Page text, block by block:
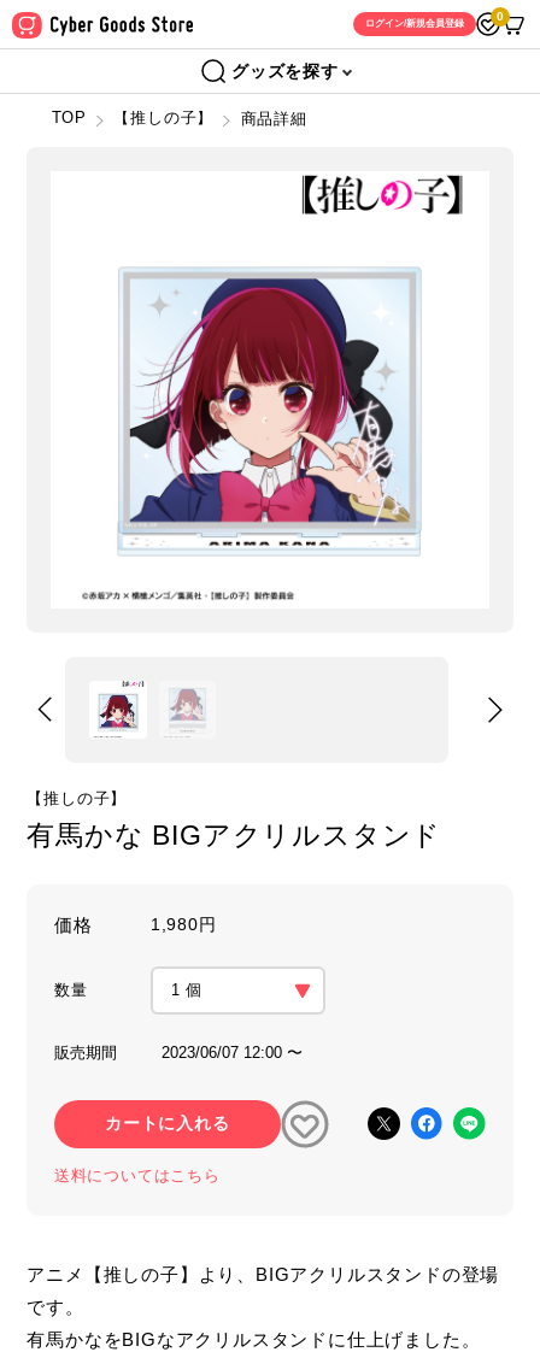
ログイン/新規会員登録
0
グッズを探す
TOP 【推しの子】 商品詳細
【推しの子】
有馬かな BIGアクリルスタンド
価格 1,980円
数量
販売期間 2023/06/07 12:00 〜
カートに入れる
送料についてはこちら
アニメ【推しの子】より、BIGアクリルスタンドの登場
です。
有馬かなをBIGなアクリルスタンドに仕上げました。